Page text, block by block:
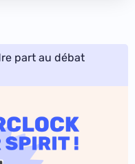
part au débat